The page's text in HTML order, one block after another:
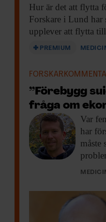
Hur är det att flytta
Forskare i Lund har
upplever att flytta
PREMIUM
”Förebygg
fråga om
Var
har
måste